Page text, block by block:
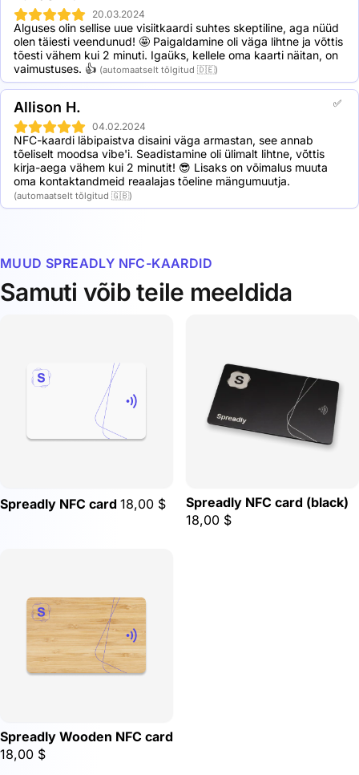
100 Spreadly Transparent NFC cards: 62,5% discount
250 Spreadly Transparent NFC cards: 69,9% discount
500 Spreadly Transparent NFC cards: 73,1% discount
1000 Spreadly Transparent NFC cards: 74,4% discount
20.03.2024
Alguses olin sellise uue visiitkaardi suhtes skeptiline, aga nüüd
olen täiesti veendunud! 🤩 Paigaldamine oli väga lihtne ja võttis
tõesti vähem kui 2 minuti. Igaüks, kellele oma kaarti näitan, on
vaimustuses. 👍 (automaatselt tõlgitud 🇩🇪)
✅
Allison H.
04.02.2024
NFC-kaardi läbipaistva disaini väga armastan, see annab
tõeliselt moodsa vibe'i. Seadistamine oli ülimalt lihtne, võttis
kirja-aega vähem kui 2 minutit! 😎 Lisaks on võimalus muuta
oma kontaktandmeid reaalajas tõeline mängumuutja.
(automaatselt tõlgitud 🇬🇧)
MUUD SPREADLY NFC-KAARDID
Samuti võib teile meeldida
Spreadly NFC card 18,00 $
Spreadly NFC card (black)
18,00 $
Spreadly Wooden NFC card
18,00 $